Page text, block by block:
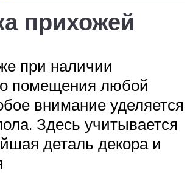
прихожей
при наличии
помещения любой
внимание уделяется
Здесь учитывается
деталь декора и